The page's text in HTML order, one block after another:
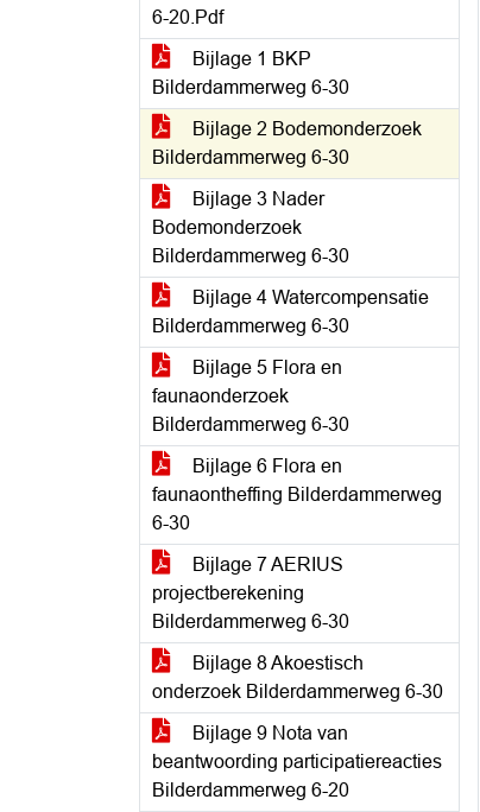
6-20.Pdf
Bijlage 1 BKP
Bilderdammerweg 6-30
Bijlage 2 Bodemonderzoek
Bilderdammerweg 6-30
Bijlage 3 Nader
Bodemonderzoek
Bilderdammerweg 6-30
Bijlage 4 Watercompensatie
Bilderdammerweg 6-30
Bijlage 5 Flora en
faunaonderzoek
Bilderdammerweg 6-30
Bijlage 6 Flora en
faunaontheffing Bilderdammerweg
6-30
Bijlage 7 AERIUS
projectberekening
Bilderdammerweg 6-30
Bijlage 8 Akoestisch
onderzoek Bilderdammerweg 6-30
Bijlage 9 Nota van
beantwoording participatiereacties
Bilderdammerweg 6-20